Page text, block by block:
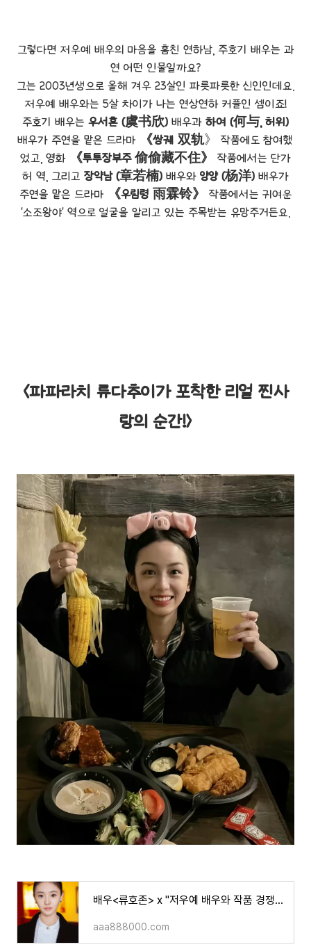
그렇다면 저우예 배우의 마음을 훔친 연하남, 주호기 배우는 과
연 어떤 인물일까요?
그는 2003년생으로 올해 겨우 23살인 파릇파릇한 신인인데요.
저우예 배우와는 5살 차이가 나는 연상연하 커플인 셈이죠!
주호기 배우는 우서흔 (虞书欣) 배우과 하여 (何与, 허위)
배우가 주연을 맡은 드라마
《쌍궤 双轨》 작품에도 참여했
었고, 영화
《투투장부주 偷偷藏不住》
작품에서는 단가
허 역, 그리고 장약남 (章若楠) 배우와 양양 (杨洋) 배우가
주연을 맡은 드라마
《우림령 雨霖铃》
작품에서는 귀여운
'소조왕야' 역으로 얼굴을 알리고 있는 주목받는 유망주거든요.
<파파라치 류다추이가 포착한 리얼 찐사
랑의 순간!>
배우<류호존> x "저우예 배우와 작품 경쟁중인가요?"(기사)
aaa888000.com